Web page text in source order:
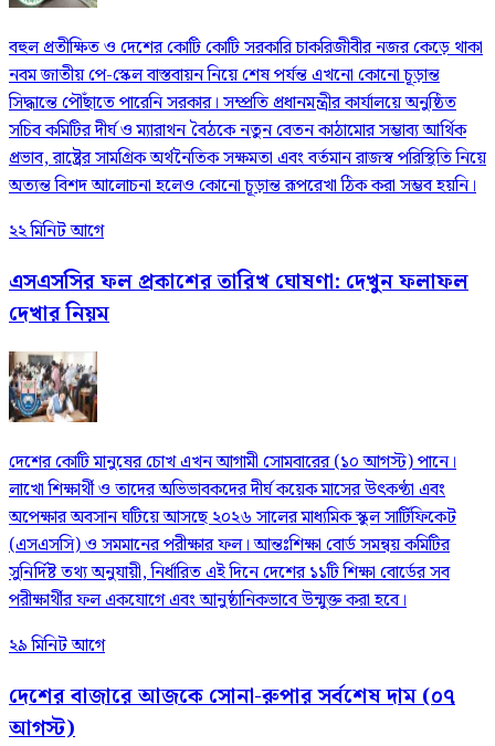
বহুল প্রতীক্ষিত ও দেশের কোটি কোটি সরকারি চাকরিজীবীর নজর কেড়ে থাকা
নবম জাতীয় পে-স্কেল বাস্তবায়ন নিয়ে শেষ পর্যন্ত এখনো কোনো চূড়ান্ত
সিদ্ধান্তে পৌঁছাতে পারেনি সরকার। সম্প্রতি প্রধানমন্ত্রীর কার্যালয়ে অনুষ্ঠিত
সচিব কমিটির দীর্ঘ ও ম্যারাথন বৈঠকে নতুন বেতন কাঠামোর সম্ভাব্য আর্থিক
প্রভাব, রাষ্ট্রের সামগ্রিক অর্থনৈতিক সক্ষমতা এবং বর্তমান রাজস্ব পরিস্থিতি নিয়ে
অত্যন্ত বিশদ আলোচনা হলেও কোনো চূড়ান্ত রূপরেখা ঠিক করা সম্ভব হয়নি।
২২ মিনিট আগে
এসএসসির ফল প্রকাশের তারিখ ঘোষণা: দেখুন ফলাফল
দেখার নিয়ম
দেশের কোটি মানুষের চোখ এখন আগামী সোমবারের (১০ আগস্ট) পানে।
লাখো শিক্ষার্থী ও তাদের অভিভাবকদের দীর্ঘ কয়েক মাসের উৎকণ্ঠা এবং
অপেক্ষার অবসান ঘটিয়ে আসছে ২০২৬ সালের মাধ্যমিক স্কুল সার্টিফিকেট
(এসএসসি) ও সমমানের পরীক্ষার ফল। আন্তঃশিক্ষা বোর্ড সমন্বয় কমিটির
সুনির্দিষ্ট তথ্য অনুযায়ী, নির্ধারিত এই দিনে দেশের ১১টি শিক্ষা বোর্ডের সব
পরীক্ষার্থীর ফল একযোগে এবং আনুষ্ঠানিকভাবে উন্মুক্ত করা হবে।
২৯ মিনিট আগে
দেশের বাজারে আজকে সোনা-রুপার সর্বশেষ দাম (০৭
আগস্ট)